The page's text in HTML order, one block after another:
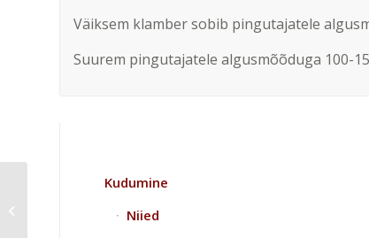
Väiksem klamber sobib pingutajatele
Suurem pingutajatele algusmõõduga 100-
Kudumine
Niied